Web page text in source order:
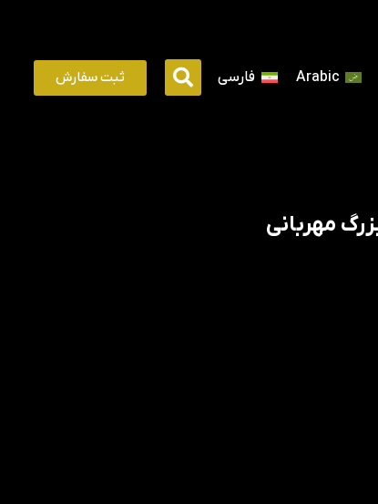
Arabic فارسی ثبت سفارش
مهربانی